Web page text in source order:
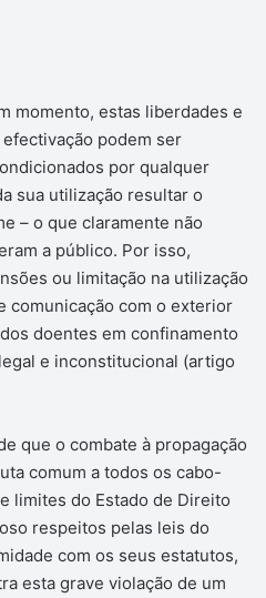
momento, estas liberdades e
podem ser
por qualquer
sua utilização resultar o
– o que claramente não
a público. Por isso,
ou limitação na utilização
comunicação com o exterior
doentes em confinamento
e inconstitucional (artigo
que o combate à propagação
comum a todos os cabo-
limites do Estado de Direito
respeitos pelas leis do
com os seus estatutos,
esta grave violação de um